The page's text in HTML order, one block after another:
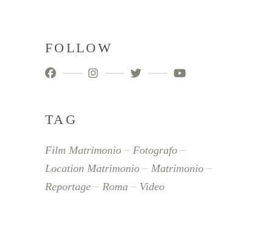
FOLLOW
TAG
Film Matrimonio
Fotografo
Location Matrimonio
Matrimonio
Reportage
Roma Video